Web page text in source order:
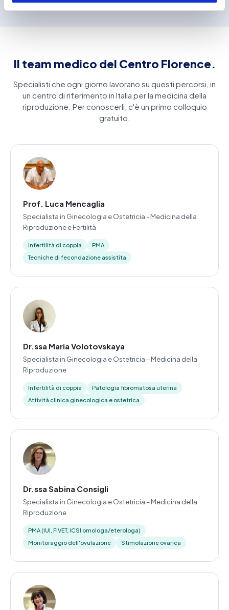
Il team medico del Centro Florence.
Specialisti che ogni giorno lavorano su questi percorsi, in
un centro di riferimento in Italia per la medicina della
riproduzione. Per conoscerli, c'è un primo colloquio
gratuito.
Prof. Luca Mencaglia
Specialista in Ginecologia e Ostetricia - Medicina della
Riproduzione e Fertilità
Infertilità di coppia
PMA
Tecniche di fecondazione assistita
Dr.ssa Maria Volotovskaya
Specialista in Ginecologia e Ostetricia – Medicina della
Riproduzione
Infertilità di coppia
Patologia fibromatosa uterina
Attività clinica ginecologica e ostetrica
Dr.ssa Sabina Consigli
Specialista in Ginecologia e Ostetricia – Medicina della
Riproduzione
PMA (IUI, FIVET, ICSI omologa/eterologa)
Monitoraggio dell'ovulazione
Stimolazione ovarica